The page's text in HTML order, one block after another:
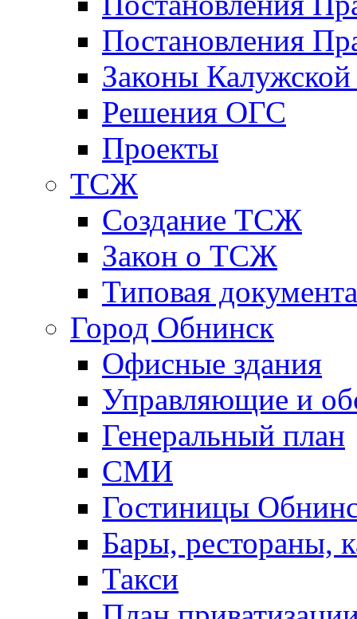
Постановления
Законы Калужской
Решения ОГС
Проекты
ТСЖ
Создание ТСЖ
Закон о ТСЖ
Типовая
Город Обнинск
Офисные здания
Управляющие и
Генеральный план
СМИ
Гостиницы
Бары, рестораны,
Такси